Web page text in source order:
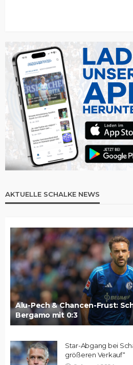
AKTUELLE SCHALKE NEWS
Alu-Pech & Chancen-Frust:
Bergamo mit 0:3
Star-Abgang bei
größeren Verkauf“